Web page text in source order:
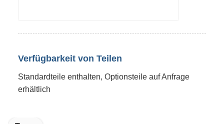
Verfügbarkeit von Teilen
Standardteile enthalten, Optionsteile auf Anfrage
erhältlich